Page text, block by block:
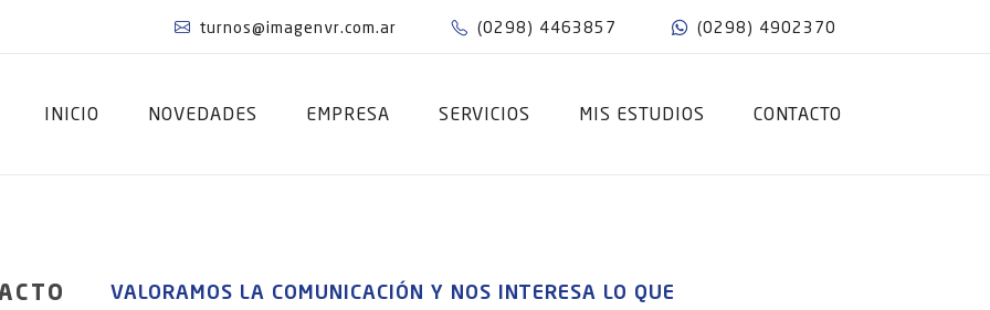
turnos@imagenvr.com.ar (0298) 4463857 (0298) 4902370
INICIO NOVEDADES EMPRESA SERVICIOS MIS ESTUDIOS CONTACTO
VALORAMOS LA COMUNICACIÓN Y NOS INTERESA LO QUE